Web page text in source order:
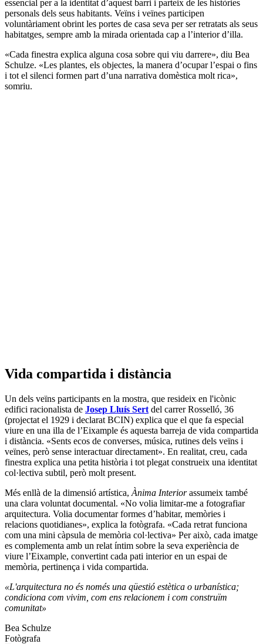
essencial per a la identitat d’aquest barri i parteix de les històries
personals dels seus habitants. Veïns i veïnes participen
voluntàriament obrint les portes de casa seva per ser retratats als seus
habitatges, sempre amb la mirada orientada cap a l’interior d’illa.
«Cada finestra explica alguna cosa sobre qui viu darrere», diu Bea
Schulze. «Les plantes, els objectes, la manera d’ocupar l’espai o fins
i tot el silenci formen part d’una narrativa domèstica molt rica»,
somriu.
Vida compartida i distància
Un dels veïns participants en la mostra, que resideix en l'icònic
edifici racionalista de Josep Lluís Sert del carrer Rosselló, 36
(projectat el 1929 i declarat BCIN) explica que el que fa especial
viure en una illa de l’Eixample és aquesta barreja de vida compartida
i distància. «Sents ecos de converses, música, rutines dels veïns i
veïnes, però sense interactuar directament». En realitat, creu, cada
finestra explica una petita història i tot plegat construeix una identitat
col·lectiva subtil, però molt present.
Més enllà de la dimensió artística, Ànima Interiorassumeix també
una clara voluntat documental. «No volia limitar-me a fotografiar
arquitectura. Volia documentar formes d’habitar, memòries i
relacions quotidianes», explica la fotògrafa. «Cada retrat funciona
com una mini càpsula de memòria col·lectiva» Per això, cada imatge
es complementa amb un relat íntim sobre la seva experiència de
viure l’Eixample, convertint cada pati interior en un espai de
memòria, pertinença i vida compartida.
«L'arquitectura no és només una qüestió estètica o urbanística;
condiciona com vivim, com ens relacionem i com construïm
comunitat»
Bea Schulze
Fotògrafa